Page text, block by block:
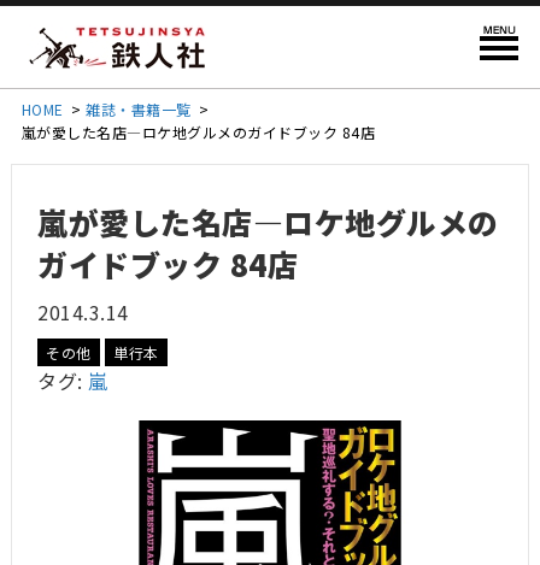
HOME > 雑誌・書籍一覧 >
嵐が愛した名店―ロケ地グルメのガイドブック 84店
嵐が愛した名店―ロケ地グルメの
ガイドブック 84店
2014.3.14
その他 単行本
タグ: 嵐